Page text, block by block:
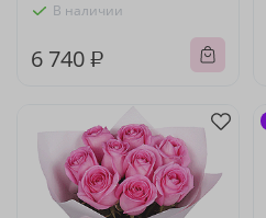
В наличии
6 740 ₽